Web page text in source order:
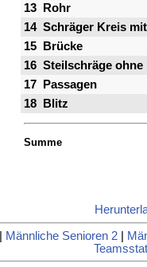
13
Rohr
14 Schräger Kreis
15
Brücke
16 Steilschräge ohne
17
Passagen
18
Blitz
Summe
Männliche Senioren 2|